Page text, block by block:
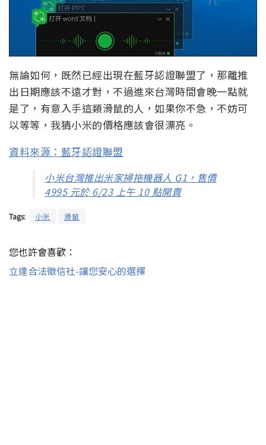
無論如何，既然已經出現在藍牙認證聯盟了，那離推
出日期應該不遠才對，不過進來台灣時間會晚一點就
是了，有意入手這類滑鼠的人，如果你不急，不妨可
以等等，我猜小米的價格應該會很漂亮。
資料來源：藍牙認證聯盟
小米台灣推出米家掃拖機器人 G1，售價
4995 元於 6/23 上午 10 點開賣
Tags: 小米 滑鼠
您也許會喜歡：
立達合法徵信社-讓您安心的選擇